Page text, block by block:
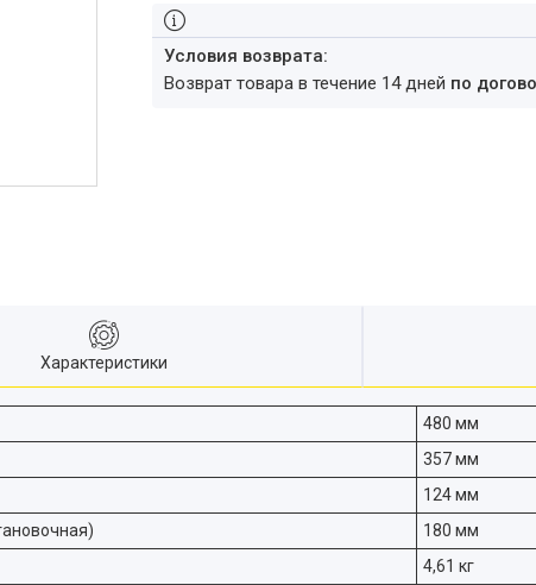
возврат товара в течение 14 дней по
Характеристики
480 мм
357 мм
124 мм
180 мм
4,61 кг